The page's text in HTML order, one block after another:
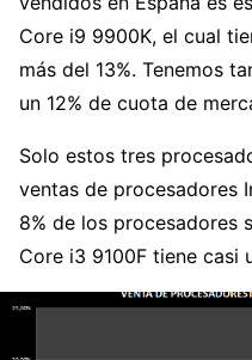
Core i9 9900K, el cual
más del 13%. Tenemos
un 12% de cuota de
Solo estos tres
ventas de procesadores
8% de los procesadores
Core i3 9100F tiene casi